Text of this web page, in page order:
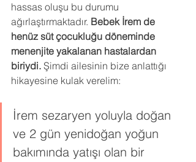
hassas oluşu bu durumu
ağırlaştırmaktadır. Bebek İrem de
henüz süt çocukluğu döneminde
menenjite yakalanan hastalardan
biriydi. Şimdi ailesinin bize anlattığı
hikayesine kulak verelim:
İrem sezaryen yoluyla doğan
ve 2 gün yenidoğan yoğun
bakımında yatışı olan bir